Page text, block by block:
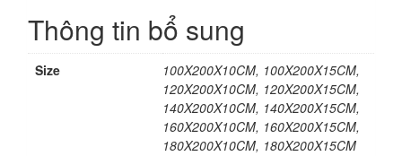
Thông tin bổ sung
Size
100X200X10CM, 100X200X15CM,
120X200X10CM, 120X200X15CM,
140X200X10CM, 140X200X15CM,
160X200X10CM, 160X200X15CM,
180X200X10CM, 180X200X15CM